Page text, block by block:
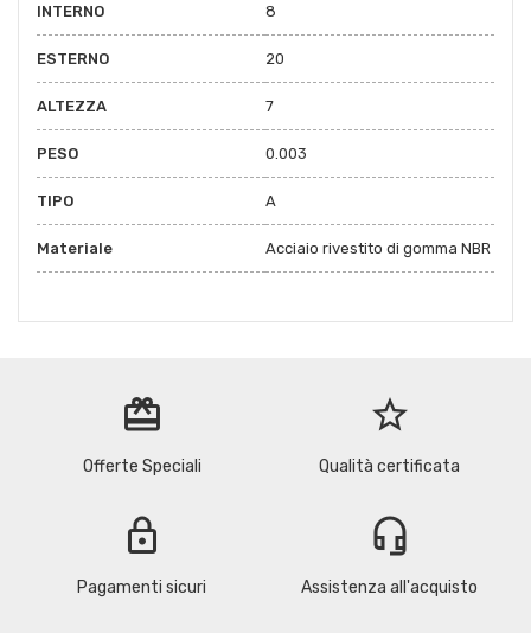
INTERNO 8
ESTERNO 20
ALTEZZA 7
PESO 0.003
TIPO A
Materiale Acciaio rivestito di gomma NBR
redeem
Offerte Speciali
star_border
Qualità certificata
lock
Pagamenti sicuri
headset_mic
Assistenza all'acquisto